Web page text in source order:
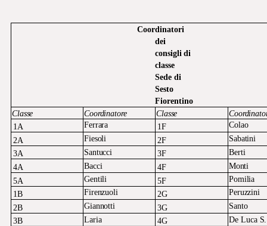
Coordinatori
dei
consigli di
classe
Sede di
Sesto
Fiorentino
Classe
Coordinatore Classe
1A
Ferrara 1F
Colao
2A
Fiesoli 2F
Sabatini
3A
Santucci 3F
Berti
4A
Bacci 4F
Monti
5A
Gentili 5F
Pomilia
1B
Firenzuoli 2G
Peruzzini
2B
Giannotti 3G
Santo
3B
Laria 4G De Luca S.